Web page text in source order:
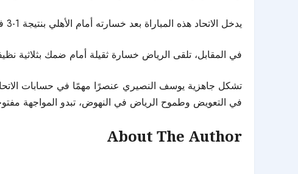
يدخل الاتحاد هذه المباراة بعد خسارته أمام الأهلي بنتيجة 1-3 في ديربي جدة ضمن الجولة الـ25، وهي نتيجة زادت من الضغوط على الفريق قبل الجولة الحالية.
في المقابل، تلقى الرياض خسارة ثقيلة أمام ضمك بثلاثية
تشكل جاهزية يوسف النصيري عنصرًا مهمًا في حسابات الاتحاد
في التعويض وطموح الرياض في النهوض، تبدو المواجهة
About The Author